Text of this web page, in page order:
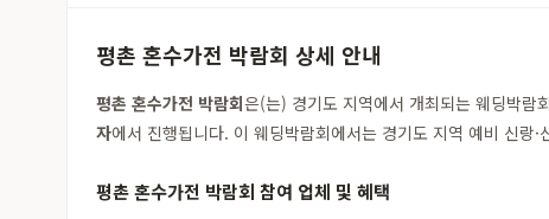
평촌 혼수가전 박람회 상세 안내
평촌 혼수가전 박람회은(는) 경기도 지역에서 개최되는 웨딩박람
자에서 진행됩니다. 이 웨딩박람회에서는 경기도 지역 예비 신랑
평촌 혼수가전 박람회 참여 업체 및 혜택